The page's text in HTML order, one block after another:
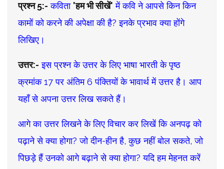
प्रश्न 5:- कविता 'हम भी सीखें' में कवि ने आपसे किन किन
कामों को करने की अपेक्षा की है? इनके प्रभाव क्या होंगे
लिखिए।
उत्तर:- इस प्रश्न के उत्तर के लिए भाषा भारती के पृष्ठ
क्रमांक 17 पर अंतिम 6 पंक्तियों के भावार्थ में उत्तर है। आप
यहाँ से अपना उत्तर लिख सकते हैं।
आगे का उत्तर लिखने के लिए विचार कर लिखें कि अनपढ़ को
पढ़ाने से क्या होगा? जो दीन-हीन है, कुछ नहीं बोल सकते, जो
पिछड़े हैं उनको आगे बढ़ाने से क्या होगा? यदि हम मेहनत करें